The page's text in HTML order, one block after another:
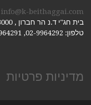
info@k-beithaggai.com
בית חג"י ד.נ הר חברון , 9043000
טלפון: 02-9964292, 02-9964291
מדיניות פרטיות